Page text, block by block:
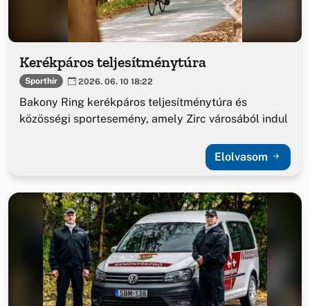
Kerékpáros teljesítménytúra
Sporthír 2026. 06. 10 18:22
Bakony Ring kerékpáros teljesítménytúra és
közösségi sportesemény, amely Zirc városából indul
Elolvasom